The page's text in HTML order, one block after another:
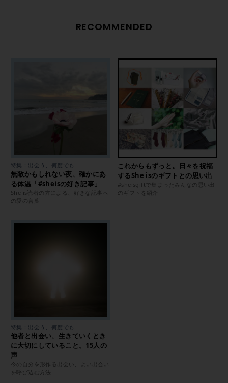
RECOMMENDED
特集：出会う、何度でも
無敵かもしれない夜、確かにあ
る体温「#sheisの好き記事」
She is読者の方による、好きな記事へ
の愛の言葉
これからもずっと。日々を祝福
するShe isのギフトとの思い出
#sheisgiftで集まったみんなの思い出
のギフトを紹介
特集：出会う、何度でも
他者と出会い、生きていくとき
に大切にしていること。15人の
声
今の自分を形作る出会い、よい出会い
を呼び込む方法